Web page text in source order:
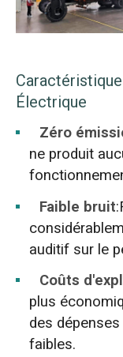
Électrique
Zéro
ne produit
Faible bruit
auditif sur le
Coûts
plus
des
faibles.